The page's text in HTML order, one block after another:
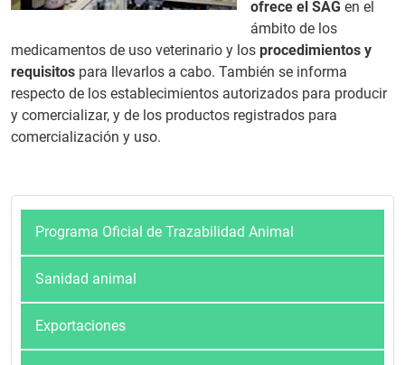
ofrece el SAG en el
ámbito de los
medicamentos de uso veterinario y los procedimientos y
requisitos para llevarlos a cabo. También se informa
respecto de los establecimientos autorizados para producir
y comercializar, y de los productos registrados para
comercialización y uso.
Programa Oficial de Trazabilidad Animal
Sanidad animal
Exportaciones